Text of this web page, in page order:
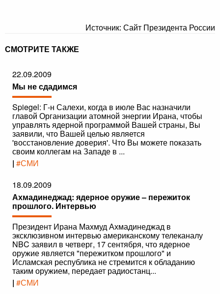
Источник: Сайт Президента России
СМОТРИТЕ ТАКЖЕ
22.09.2009
Мы не сдадимся
Spiegel: Г-н Салехи, когда в июле Вас назначили
главой Организации атомной энергии Ирана, чтобы
управлять ядерной программой Вашей страны, Вы
заявили, что Вашей целью является
'восстановление доверия'. Что Вы можете показать
своим коллегам на Западе в ...
| #СМИ
18.09.2009
Ахмадинеджад: ядерное оружие – пережиток
прошлого. Интервью
Президент Ирана Махмуд Ахмадинеджад в
эксклюзивном интервью американскому телеканалу
NBC заявил в четверг, 17 сентября, что ядерное
оружие является "пережитком прошлого" и
Исламская республика не стремится к обладанию
таким оружием, передает радиостанц...
| #СМИ